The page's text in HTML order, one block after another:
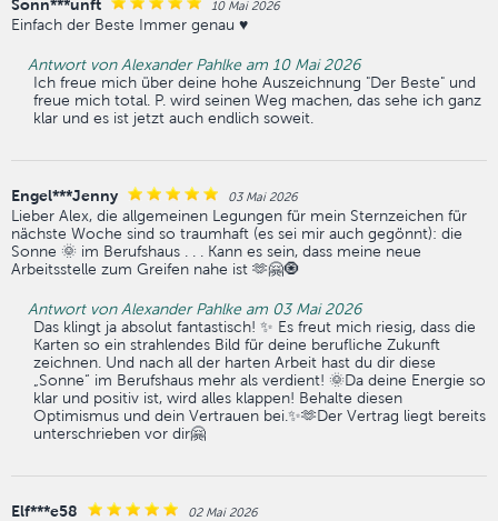
Sonn***unft 10 Mai 2026
Einfach der Beste Immer genau ♥️
Antwort von Alexander Pahlke am 10 Mai 2026
Ich freue mich über deine hohe Auszeichnung "Der Beste" und
freue mich total. P. wird seinen Weg machen, das sehe ich ganz
klar und es ist jetzt auch endlich soweit.
Engel***Jenny 03 Mai 2026
Lieber Alex, die allgemeinen Legungen für mein Sternzeichen für
nächste Woche sind so traumhaft (es sei mir auch gegönnt): die
Sonne 🌞 im Berufshaus . . . Kann es sein, dass meine neue
Arbeitsstelle zum Greifen nahe ist 🫶🤗🧿
Antwort von Alexander Pahlke am 03 Mai 2026
Das klingt ja absolut fantastisch! ✨ Es freut mich riesig, dass die
Karten so ein strahlendes Bild für deine berufliche Zukunft
zeichnen. Und nach all der harten Arbeit hast du dir diese
„Sonne“ im Berufshaus mehr als verdient! 🌞Da deine Energie so
klar und positiv ist, wird alles klappen! Behalte diesen
Optimismus und dein Vertrauen bei.✨🫶Der Vertrag liegt bereits
unterschrieben vor dir🤗
Elf***e58 02 Mai 2026